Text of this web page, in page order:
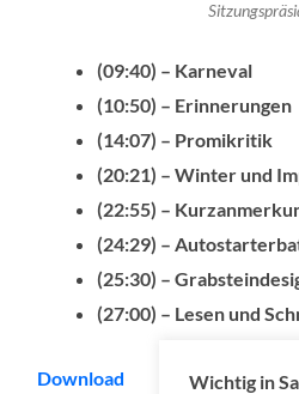
(09:40) – Karneval
(10:50) – Erinnerungen
(14:07) – Promikritik
(20:21) – Winter und
(22:55) –
(24:29) –
(25:30) –
(27:00) – Lesen und
Download Wichtig in